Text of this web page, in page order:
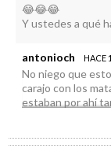
😂😂😂
Y ustedes a qué
antonioch HACE
No niego que
carajo con los
estaban por ahí
de buena
Vamos, que ni
trincada están